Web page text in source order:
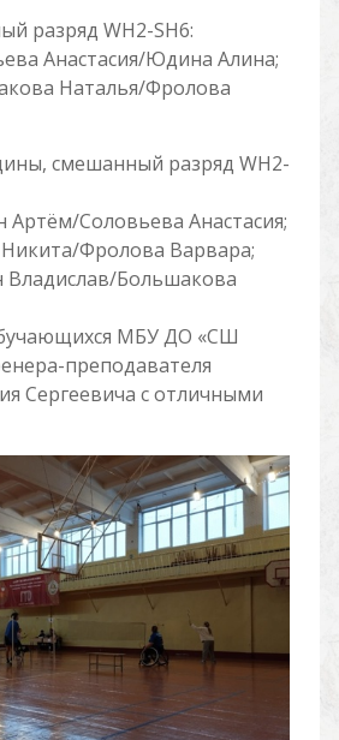
разряд WH2-SH6:
Анастасия/Юдина Алина;
Наталья/Фролова
смешанный разряд WH2-
Артём/Соловьева Анастасия;
Фролова Варвара;
Владислав/Большакова
МБУ ДО «СШ
преподавателя
Сергеевича с отличными